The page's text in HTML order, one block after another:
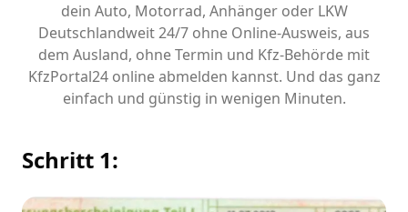
dein Auto, Motorrad, Anhänger oder LKW
Deutschlandweit 24/7 ohne Online-Ausweis, aus
dem Ausland, ohne Termin und Kfz-Behörde mit
KfzPortal24 online abmelden kannst. Und das ganz
einfach und günstig in wenigen Minuten.
Schritt 1: